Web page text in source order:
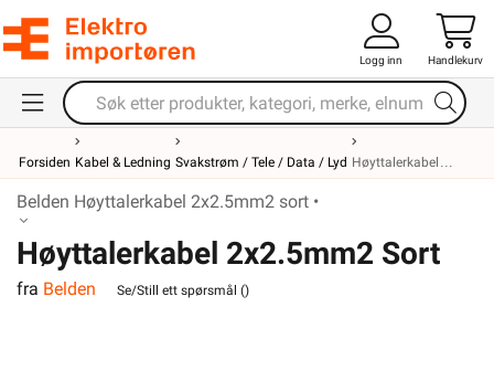
Logg inn Handlekurv
Forsiden Kabel & Ledning Svakstrøm / Tele / Data / Lyd Høyttalerkabel
Belden Høyttalerkabel 2x2.5mm2 sort •
Høyttalerkabel 2x2.5mm2 Sort
Belden
fra Belden Se/Still ett spørsmål ()